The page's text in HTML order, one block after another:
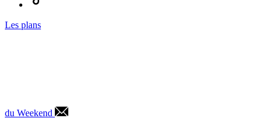
Les plans
du Weekend